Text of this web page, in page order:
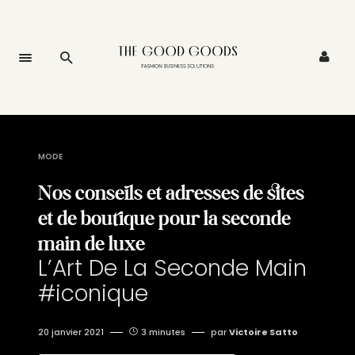
MODE
Nos conseils et adresses de sites
et de boutique pour la seconde
main de luxe
L’Art De La Seconde Main
#iconique
20 janvier 2021 3 minutes parVictoire Satto